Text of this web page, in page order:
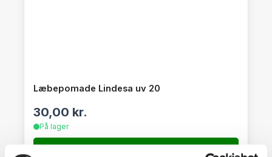
Læbepomade Lindesa uv 20
30,00 kr.
På lager